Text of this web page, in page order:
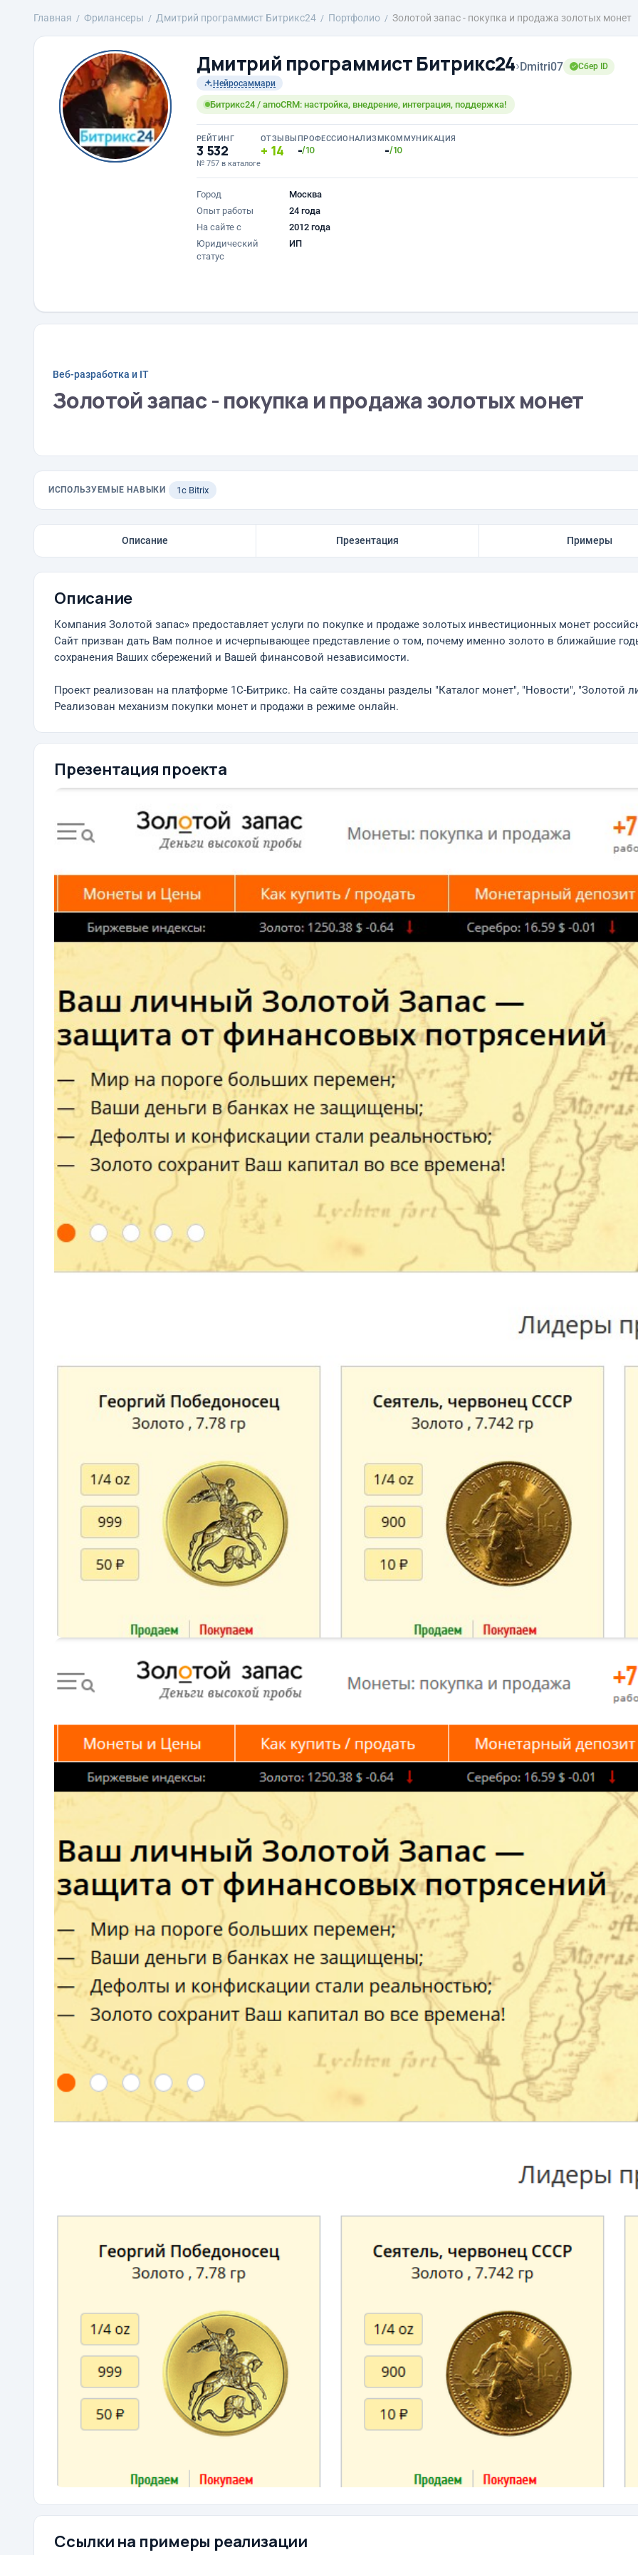
Главная Фрилансеры Дмитрий программист Битрикс24 Портфолио Золотой запас - покупка и продажа золотых монет
Дмитрий программист Битрикс24›Dmitri07
Сбер ID
Нейросаммари
Битрикс24 / amoCRM: настройка, внедрение, интеграция, поддержка!
РЕЙТИНГ
3 532
№ 757 в каталоге
ОТЗЫВЫ
14
ПРОФЕССИОНАЛИЗМ
-/10
КОММУНИКАЦИЯ
-/10
Город
Москва
Опыт работы
24 года
На сайте с
2012 года
Юридический
статус
ИП
Веб-разработка и IT
Золотой запас - покупка и продажа золотых монет
ИСПОЛЬЗУЕМЫЕ НАВЫКИ 1с Bitrix
Описание Презентация Примеры
Описание
Компания Золотой запас» предоставляет услуги по покупке и продаже золотых инвестиционных монет
Cайт призван дать Вам полное и исчерпывающее представление о том, почему именно золото в ближайшие
сохранения Ваших сбережений и Вашей финансовой независимости.
Проект реализован на платформе 1С-Битрикс. На сайте созданы разделы "Каталог монет", "Новости", "Золотой
Реализован механизм покупки монет и продажи в режиме онлайн.
Презентация проекта
Ссылки на примеры реализации